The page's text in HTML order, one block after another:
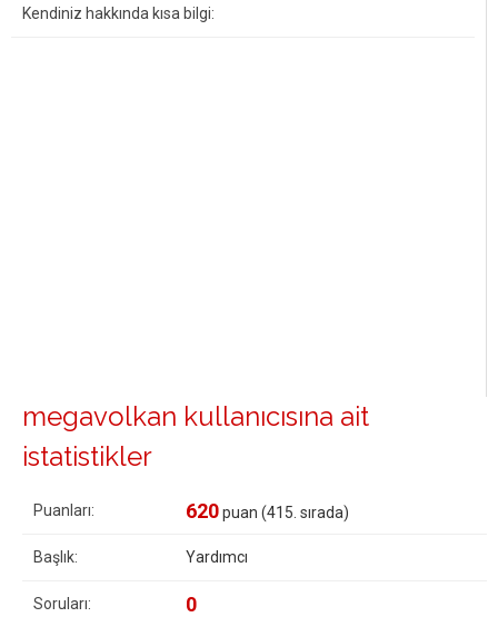
Kendiniz hakkında kısa bilgi:
megavolkan kullanıcısına ait
istatistikler
Puanları: 620puan (415 . sırada)
Başlık: Yardımcı
Soruları: 0